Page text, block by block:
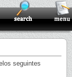
seguintes